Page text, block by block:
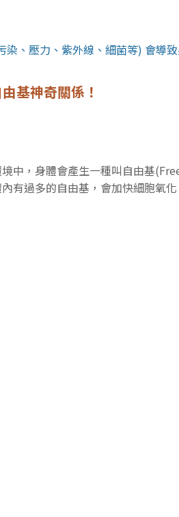
染、壓力、紫外線、細菌等) 會導
基神奇關係！
中，身體會產生一種叫自由基
有過多的自由基，會加快細胞氧